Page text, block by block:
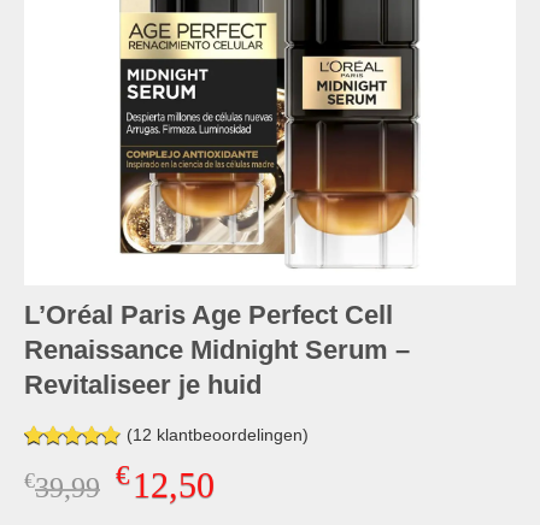
L’Oréal Paris Age Perfect Cell
Renaissance Midnight Serum –
Revitaliseer je huid
Gewaardeerd
4.83op 5
gebaseerd
(12 klantbeoordelingen)
€39,99 Oorspronkelijke
€12,50Huidige